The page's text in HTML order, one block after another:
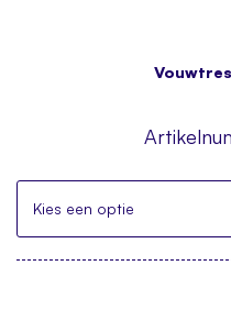
Kies een optie